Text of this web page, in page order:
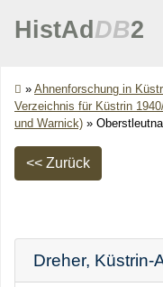
HistAd DB2
» Ahnenforschung in
Verzeichnis für Küstrin
und Warnick) »
<< Zurück
Dreher, Küstrin-